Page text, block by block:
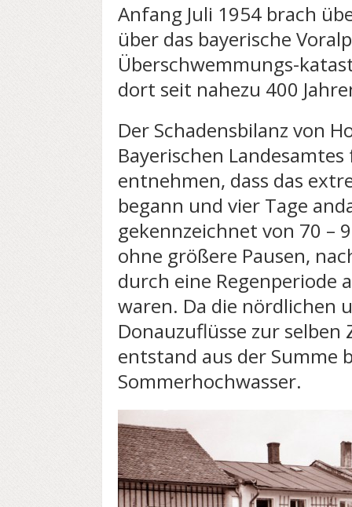
Anfang Juli 1954 brach
über das bayerische
Überschwemmungs-
dort seit nahezu 400
Der Schadensbilanz von
Bayerischen
entnehmen, dass das
begann und vier Tage
gekennzeichnet von 70 –
ohne größere Pausen,
durch eine Regenperiode
waren. Da die nördlichen
Donauzuflüsse zur
entstand aus der Summe
Sommerhochwasser.